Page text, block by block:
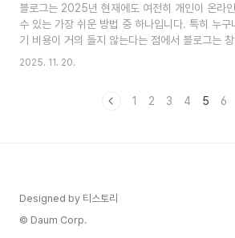
제 해결, 팁 제공, 가이드 등)일관된 구조와 흐름
100% 원본 콘텐츠따라서 ‘오늘 뭘 먹었는지’, ‘
일기형 글이 ..
블로그는 2025년 현재에도 여전히 개인이 온라
수 있는 가장 쉬운 방법 중 하나입니다. 특히 누
기 비용이 거의 들지 않는다는 점에서 블로그는
수익 창출 수단으로 각광받고 있습니다. 하지만 단
건, 그리고 실제 수익화를 위한 전략까지 체계적으
2025. 11. 20.
1 2 3 4 5 6
Designed by 티스토리
© Daum Corp.